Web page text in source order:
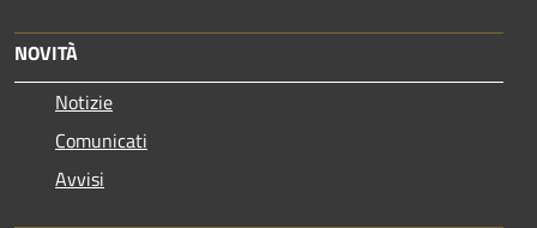
NOVITÀ
Notizie
Comunicati
Avvisi